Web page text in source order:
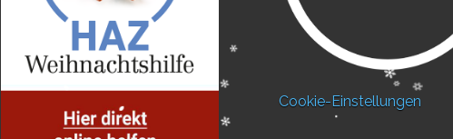
Cookie-Einstellungen